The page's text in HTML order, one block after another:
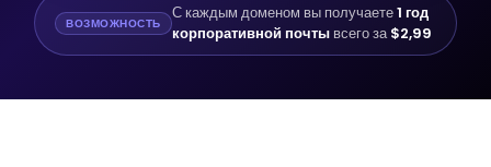
ВОЗМОЖНОСТЬ С каждым доменом вы получаете1 год
корпоративной почтывсего за$2,99